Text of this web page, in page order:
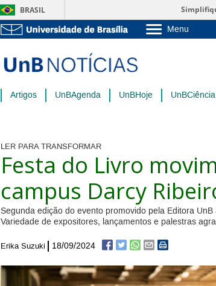
BRASIL
Menu
Pós-Graduação
Administração
Artigos UnBAgenda UnBHoje UnBCiência
LER PARA TRANSFORMAR
Festa do Livro
campus Darcy
Segunda edição do evento promovido pela Editora
Variedade de expositores, lançamentos e palestras
Erika Suzuki 18/09/2024